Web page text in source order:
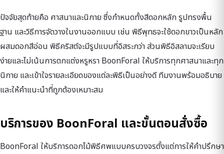
ปัจจัยสุดท้ายคือ ศาสนาและนิกาย ซึ่งกำหนดทั้งสีดอกหลัก รูปทรงพื้น
ฐาน และวิธีการจัดวางในงานออกแบบ เช่น พิธีพุทธจะใช้ดอกขาวเป็นหลัก
ผสมดอกสีอ่อน พิธีคริสต์จะมีรูปแบบที่อิสระกว่า ส่วนพิธีอิสลามจะเรียบ
ง่ายและไม่เน้นการตกแต่งหรูหรา BoonForal ให้บริการทุกศาสนาและทุก
นิกาย และเข้าใจรายละเอียดของแต่ละพิธีเป็นอย่างดี ทีมงานพร้อมอธิบาย
และให้คำแนะนำที่ถูกต้องเหมาะสม
บริการของ BoonForal และขั้นตอนสั่งซื้อ
BoonForal ให้บริการดอกไม้พิธีศพแบบครบวงจรตั้งแต่การให้คำปรึกษา